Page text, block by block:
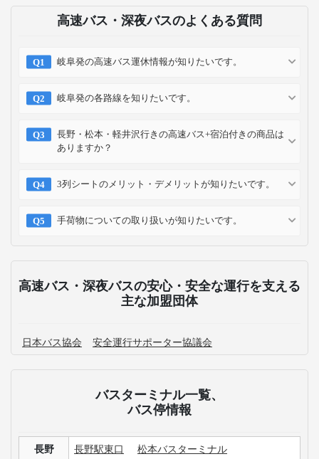
高速バス・深夜バスのよくある質問
岐阜発の高速バス運休情報が知りたいです。
岐阜発の各路線を知りたいです。
長野・松本・軽井沢行きの高速バス+宿泊付きの商品は
ありますか？
3列シートのメリット・デメリットが知りたいです。
手荷物についての取り扱いが知りたいです。
高速バス・深夜バスの安心・安全な運行を支える
主な加盟団体
日本バス協会 安全運行サポーター協議会
バスターミナル一覧、
バス停情報
長野 長野駅東口 松本バスターミナル